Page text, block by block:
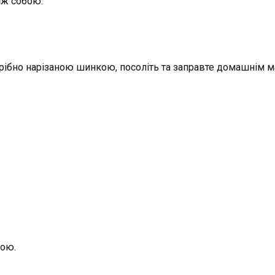
нарізаною шинкою, посоліть та заправте домашнім